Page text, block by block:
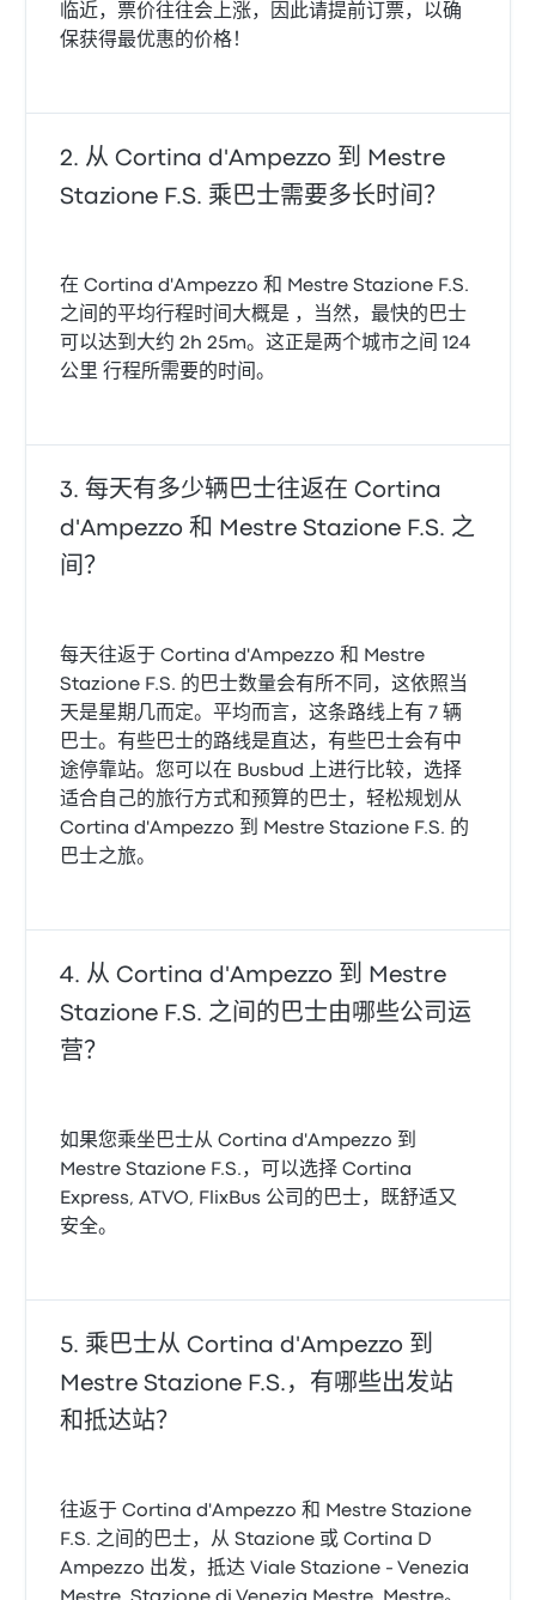
临近，票价往往会上涨，因此请提前订票，以确
保获得最优惠的价格！
从 Cortina d'Ampezzo 到 Mestre
Stazione F.S. 乘巴士需要多长时间？
在 Cortina d'Ampezzo 和 Mestre Stazione F.S.
之间的平均行程时间大概是 ，当然，最快的巴士
可以达到大约 2h 25m。这正是两个城市之间 124
公里 行程所需要的时间。
每天有多少辆巴士往返在 Cortina
d'Ampezzo 和 Mestre Stazione F.S. 之
间？
每天往返于 Cortina d'Ampezzo 和 Mestre
Stazione F.S. 的巴士数量会有所不同，这依照当
天是星期几而定。平均而言，这条路线上有 7 辆
巴士。有些巴士的路线是直达，有些巴士会有中
途停靠站。您可以在 Busbud 上进行比较，选择
适合自己的旅行方式和预算的巴士，轻松规划从
Cortina d'Ampezzo 到 Mestre Stazione F.S. 的
巴士之旅。
从 Cortina d'Ampezzo 到 Mestre
Stazione F.S. 之间的巴士由哪些公司运
营？
如果您乘坐巴士从 Cortina d'Ampezzo 到
Mestre Stazione F.S.，可以选择 Cortina
Express, ATVO, FlixBus 公司的巴士，既舒适又
安全。
乘巴士从 Cortina d'Ampezzo 到
Mestre Stazione F.S.，有哪些出发站
和抵达站？
往返于 Cortina d'Ampezzo 和 Mestre Stazione
F.S. 之间的巴士，从 Stazione 或 Cortina D
Ampezzo 出发，抵达 Viale Stazione - Venezia